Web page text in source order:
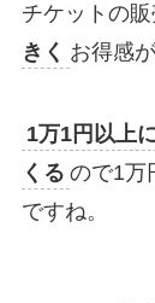
チケットの
きく お得感
1万1円以上
くる ので1万
ですね。